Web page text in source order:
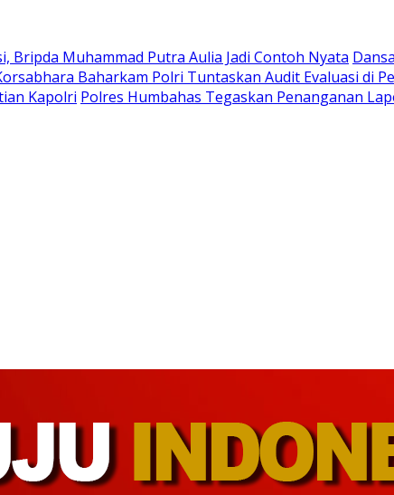
Bripda Muhammad Putra Aulia Jadi Contoh Nyata
Baharkam Polri Tuntaskan Audit Evaluasi di
Kapolri Polres Humbahas Tegaskan Penanganan